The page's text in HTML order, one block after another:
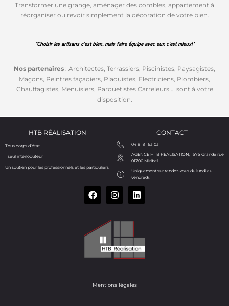
Transformer une grange, aménager des combles, appartement à
réorganiser ou revoir simplement la décoration de votre bien.
"Choisir les artisans c'est bien, mais faire équipe avec eux c'est mieux!"
Nos partenaires : Architectes, Terrassiers, Piscinistes, Paysagistes,
Maçons, Peintres façadiers, Plaquistes, Electriciens, Plombiers,
Chauffagistes, Menuisiers, Parquetistes Carreleurs … sont à votre
disposition.
HTB RÉALISATION
Tous corps d’état
1 seul interlocuteur
Un soutien pour les professionnels et les particuliers
CONTACT
04 81 91 63 03
AGENCE HTB REALISATION, 1575 Grande rue
01700 Miribel
Uniquement sur rendez-vous du lundi au
vendredi.
Mentions légales